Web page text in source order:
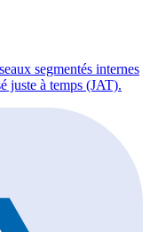
segmentés internes
juste à temps (JAT).